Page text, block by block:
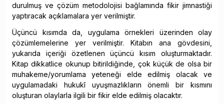
durulmuş ve çözüm metodolojisi bağlamında fikir jimnastiği
yaptıracak açıklamalara yer verilmiştir.
Üçüncü kısımda da, uygulama örnekleri üzerinden olay
çözümlemelerine yer verilmiştir. Kitabın ana gövdesini,
yukarıda içeriği özetlenen üçüncü kısım oluşturmaktadır.
Kitap dikkatlice okunup bitirildiğinde, çok küçük de olsa bir
muhakeme/yorumlama yeteneği elde edilmiş olacak ve
uygulamadaki hukukî uyuşmazlıkların önemli bir kısmını
oluşturan olaylarla ilgili bir fikir elde edilmiş olacaktır.